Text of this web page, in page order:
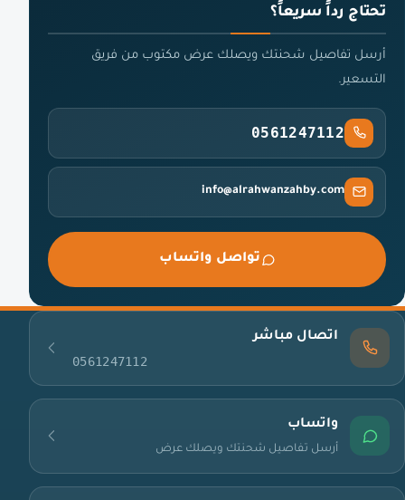
تحتاج رداً سريعاً؟
أرسل تفاصيل شحنتك ويصلك عرض مكتوب من فريق
التسعير.
0561247112
info@alrahwanzahby.com
تواصل واتساب
اتصال مباشر
0561247112
واتساب
أرسل تفاصيل شحنتك ويصلك عرض